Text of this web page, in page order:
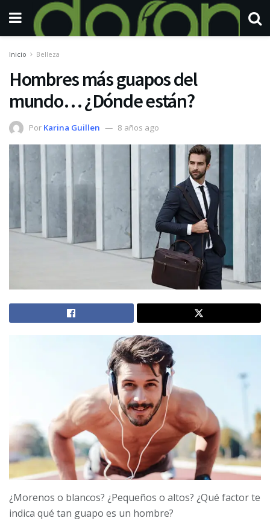
Inicio Belleza
Hombres más guapos del
mundo… ¿Dónde están?
Por Karina Guillen 8 años ago
¿Morenos o blancos? ¿Pequeños o altos? ¿Qué factor te
indica qué tan guapo es un hombre?